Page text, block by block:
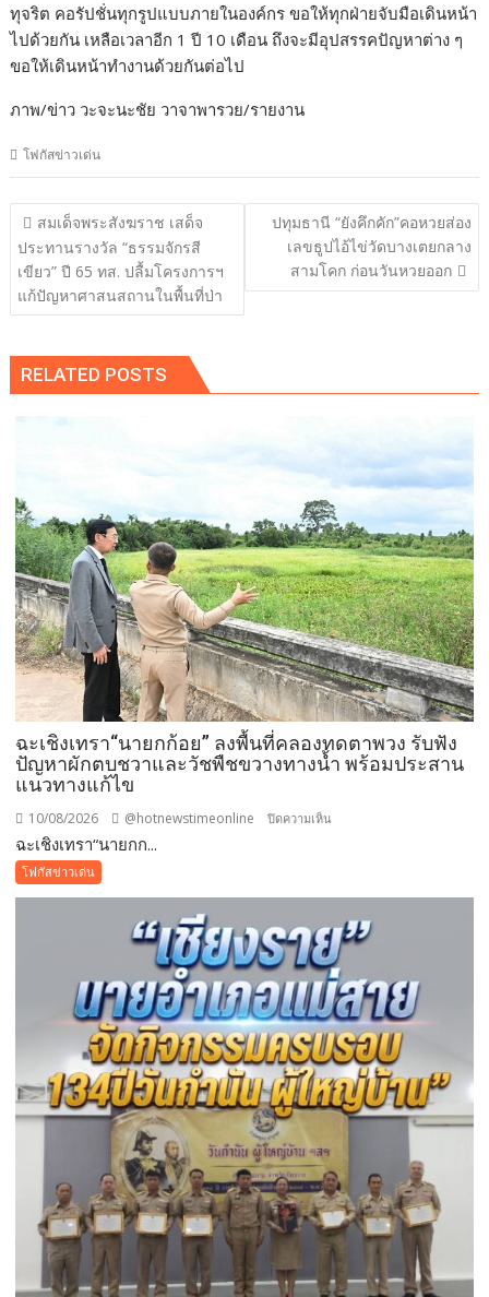
ทุจริต คอรัปชั่นทุกรูปแบบภายในองค์กร ขอให้ทุกฝ่ายจับมือเดินหน้า
ไปด้วยกัน เหลือเวลาอีก 1 ปี 10 เดือน ถึงจะมีอุปสรรคปัญหาต่าง ๆ
ขอให้เดินหน้าทำงานด้วยกันต่อไป
ภาพ/ข่าว วะจะนะชัย วาจาพารวย/รายงาน
โฟกัสข่าวเด่น
แนะแนว
เรื่อง
สมเด็จพระสังฆราช เสด็จ
ประทานรางวัล “ธรรมจักรสี
เขียว” ปี 65 ทส. ปลื้มโครงการฯ
แก้ปัญหาศาสนสถานในพื้นที่ป่า
ปทุมธานี “ยังคึกคัก”คอหวยส่อง
เลขธูปไอ้ไข่วัดบางเตยกลาง
สามโคก ก่อนวันหวยออก
RELATED POSTS
ฉะเชิงเทรา“นายกก้อย” ลงพื้นที่คลองทดตาพวง รับฟัง
ปัญหาผักตบชวาและวัชพืชขวางทางน้ำ พร้อมประสาน
แนวทางแก้ไข
10/08/2026 @hotnewstimeonline ปิดความเห็น
คลอง
ทด
ตา
พวง
รับ
ฟัง
ปัญหา
ผัก
และ
วัชพืช
ขวาง
ทาง
ฉะเชิงเทรา“นายกก...
โฟกัสข่าวเด่น